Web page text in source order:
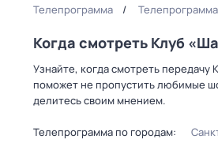
Телепрограмма
Когда смотреть Клуб
Узнайте, когда смотреть
поможет не пропустить любимые
делитесь своим мнением.
Телепрограмма по городам: